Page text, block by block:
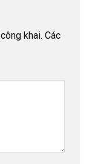
khai. Các